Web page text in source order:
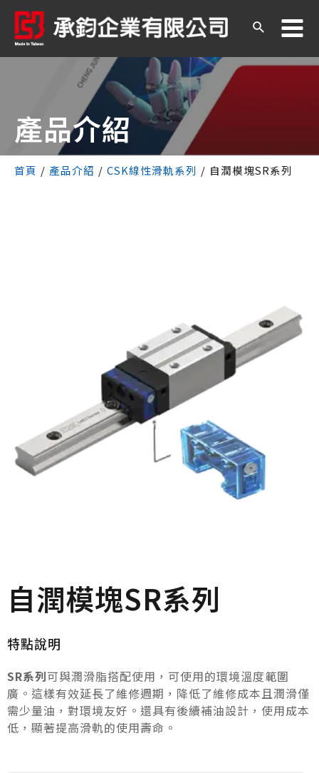
產品介紹
首頁 / 產品介紹 / CSK線性滑軌系列 / 自潤模塊SR系列
自潤模塊SR系列
特點說明
SR系列可與潤滑脂搭配使用，可使用的環境溫度範圍
廣。這樣有效延長了維修週期，降低了維修成本且潤滑僅
需少量油，對環境友好。還具有後續補油設計，使用成本
低，顯著提高滑軌的使用壽命。